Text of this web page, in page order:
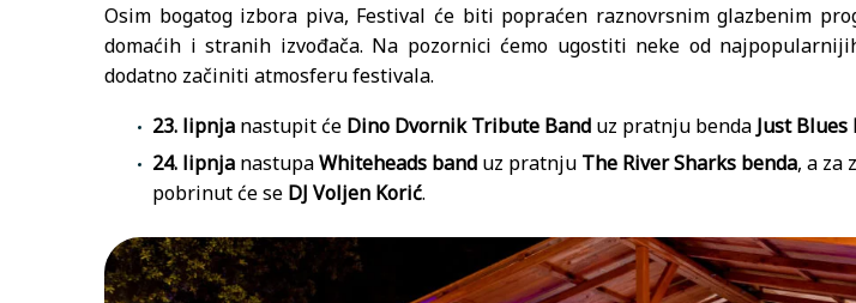
Osim bogatog izbora piva, Festival će biti popraćen raznovrsnim glazbenim
domaćih i stranih izvođača. Na pozornici ćemo ugostiti neke od
dodatno začiniti atmosferu festivala.
23. lipnja nastupit će Dino Dvornik Tribute Band uz pratnju benda Just
24. lipnja nastupaWhiteheads band uz pratnju The River Sharks benda, a za
pobrinut će se DJ Voljen Korić.